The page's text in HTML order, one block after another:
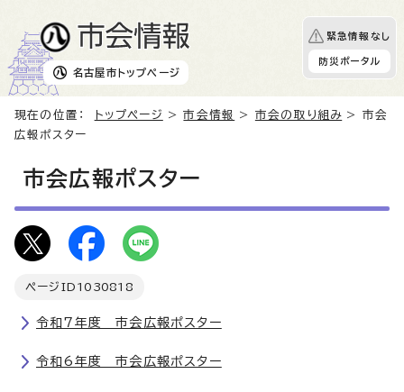
名古屋市 トップページ
緊急情報なし
防災ポータル
現在の位置： トップページ >市会情報 > 市会の取り組み > 市会
広報ポスター
市会広報ポスター
ページID 1030818
令和7年度 市会広報ポスター
令和6年度 市会広報ポスター